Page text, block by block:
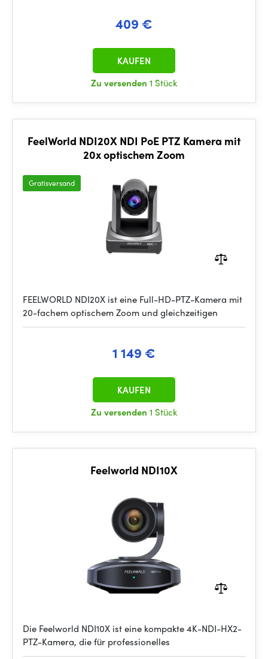
409 €
Zu versenden 1 Stück
KAUFEN
FeelWorld NDI20X NDI PoE PTZ Kamera mit
20x optischem Zoom
Gratisversand
FEELWORLD NDI20X ist eine Full-HD-PTZ-Kamera mit
20-fachem optischem Zoom und gleichzeitigen
1 149 €
Zu versenden 1 Stück
KAUFEN
Feelworld NDI10X
Die Feelworld NDI10X ist eine kompakte 4K-NDI-HX2-
PTZ-Kamera, die für professionelles